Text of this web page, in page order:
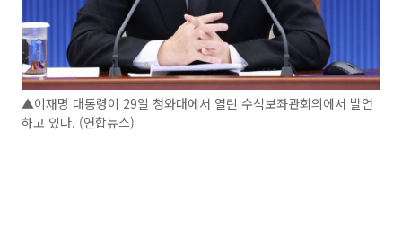
▲이재명 대통령이 29일 청와대에서 열린 수석보좌관회의에서 발언
하고 있다. (연합뉴스)